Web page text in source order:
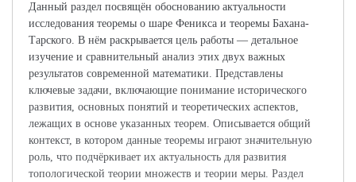
Данный раздел посвящён обоснованию актуальности
исследования теоремы о шаре Феникса и теоремы Бахана-
Тарского. В нём раскрывается цель работы — детальное
изучение и сравнительный анализ этих двух важных
результатов современной математики. Представлены
ключевые задачи, включающие понимание исторического
развития, основных понятий и теоретических аспектов,
лежащих в основе указанных теорем. Описывается общий
контекст, в котором данные теоремы играют значительную
роль, что подчёркивает их актуальность для развития
топологической теории множеств и теории меры. Раздел